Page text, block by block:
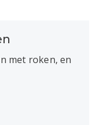
met roken, en